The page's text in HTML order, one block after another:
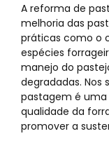
A reforma de
melhoria das
práticas como o
espécies
manejo do
degradadas. Nos
pastagem é
qualidade da
promover a